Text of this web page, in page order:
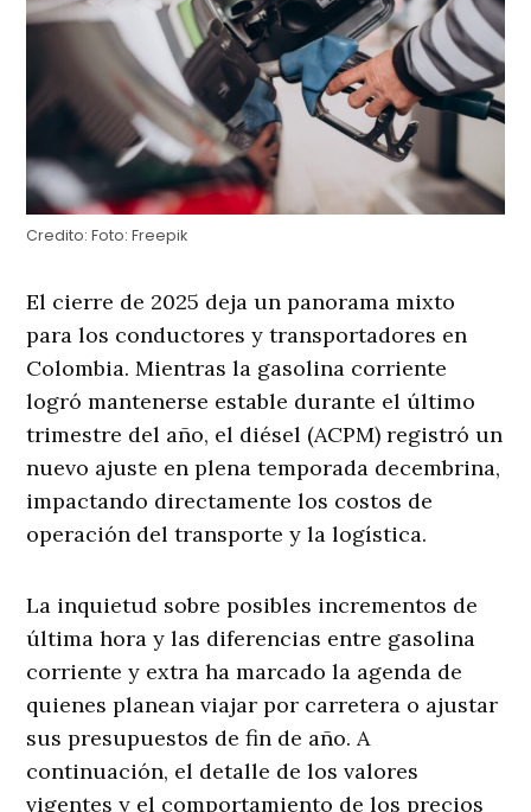
Credito: Foto: Freepik
El cierre de 2025 deja un panorama mixto
para los conductores y transportadores en
Colombia. Mientras la gasolina corriente
logró mantenerse estable durante el último
trimestre del año, el diésel (ACPM) registró un
nuevo ajuste en plena temporada decembrina,
impactando directamente los costos de
operación del transporte y la logística.
La inquietud sobre posibles incrementos de
última hora y las diferencias entre gasolina
corriente y extra ha marcado la agenda de
quienes planean viajar por carretera o ajustar
sus presupuestos de fin de año. A
continuación, el detalle de los valores
vigentes y el comportamiento de los precios